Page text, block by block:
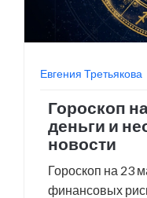
Евгения Третьякова
Гороскоп
деньги и
новости
Гороскоп на 23
финансовых